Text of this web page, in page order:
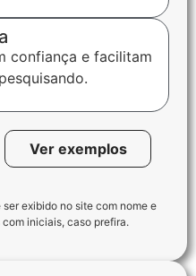
confiança e facilitam
Ver exemplos
exibido no site com nome e
iniciais, caso prefira.